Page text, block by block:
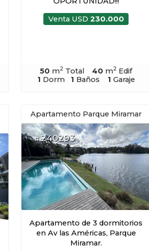
Venta USD 230.000
50 m2 Total 40 m2 Edif
1 Dorm 1 Baños 1 Garaje
Apartamento Parque Miramar
#240293
Apartamento de 3 dormitorios
en Av las Américas, Parque
Miramar.